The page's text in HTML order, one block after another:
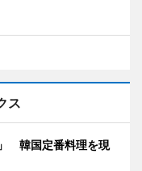
ス
韓国定番料理を現